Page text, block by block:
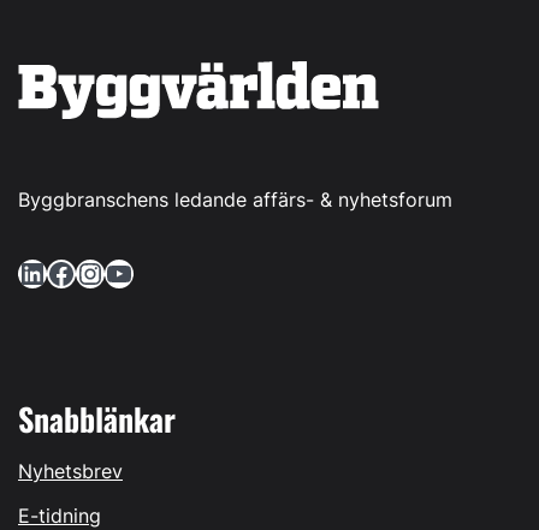
Byggbranschens ledande affärs- & nyhetsforum
LinkedIn Facebook InstagramYouTube
Snabblänkar
Nyhetsbrev
E-tidning